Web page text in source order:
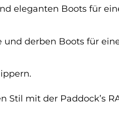
eleganten Boots für
derben Boots für
mit der Paddock’s